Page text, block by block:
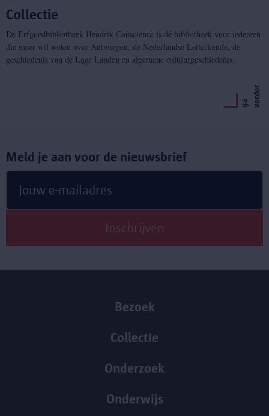
Collectie
De Erfgoedbibliotheek Hendrik Conscience is dé bibliotheek voor iedereen
die meer wil weten over Antwerpen, de Nederlandse Letterkunde, de
geschiedenis van de Lage Landen en algemene cultuurgeschiedenis.
g
a
v
e
r
d
e r
Meld je aan voor de nieuwsbrief
Bezoek
Collectie
Onderzoek
Onderwijs